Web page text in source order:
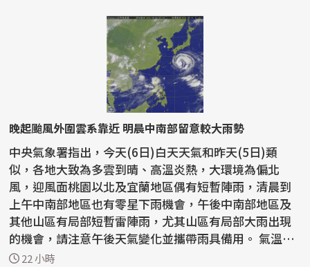
晚起颱風外圍雲系靠近 明晨中南部留意較大雨勢
中央氣象署指出，今天(6日)白天天氣和昨天(5日)類
似，各地大致為多雲到晴、高溫炎熱，大環境為偏北
風，迎風面桃園以北及宜蘭地區偶有短暫陣雨，清晨到
上午中南部地區也有零星下雨機會，午後中南部地區及
其他山區有局部短暫雷陣雨，尤其山區有局部大雨出現
的機會，請注意午後天氣變化並攜帶雨具備用。 氣溫方
面，各地...
22 小時